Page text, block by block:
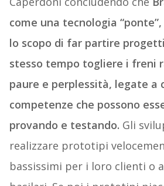
come una tecnologia
lo scopo di far partire
stesso tempo togliere i freni
paure e perplessità, legate a
competenze che possono
provando e testando. Gli
realizzare prototipi
bassissimi per i loro clienti o